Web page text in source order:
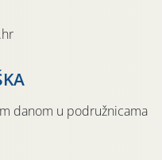
danom u podružnicama